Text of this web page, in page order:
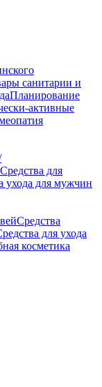
санитарии и
Планирование
активные
Средства для
ухода для мужчин
Средства
для ухода
косметика